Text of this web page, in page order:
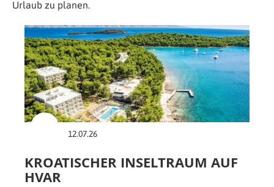
Urlaub zu planen.
12.07.26
KROATISCHER INSELTRAUM AUF
HVAR